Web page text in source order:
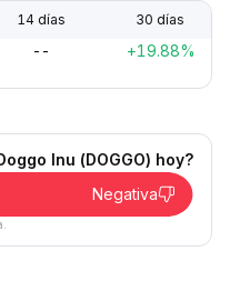
14 días 30 días
-- +19.88%
Inu (DOGGO) hoy?
Negativa